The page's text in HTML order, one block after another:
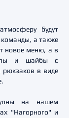
будут
а также
новое меню, а в
и шайбы с
рюкзаков в виде
на нашем
"Нагорного" и